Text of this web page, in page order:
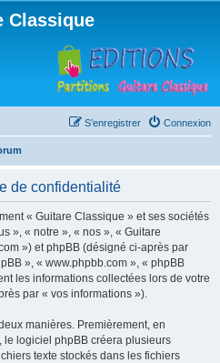
Classique
Connexion
S’enregistrer
de confidentialité
« Guitare Classique » et ses sociétés
», « notre », « nos », « Guitare
») et phpBB (désigné ci-après par
», « www.phpbb.com », « phpBB
les informations collectées lors de votre
par « vos informations »).
manières. Premièrement, en
logiciel phpBB créera plusieurs
texte stockés dans les fichiers